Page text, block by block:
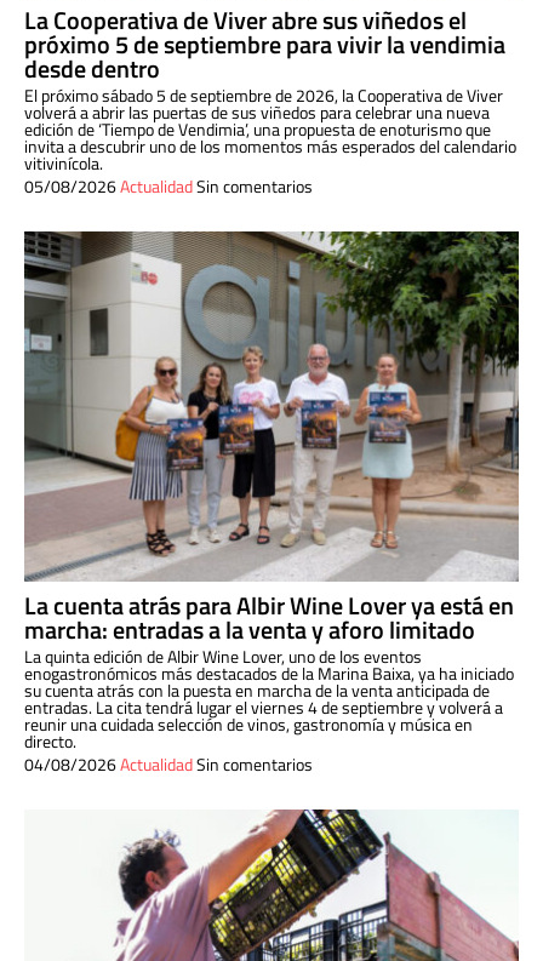
La Cooperativa de Viver abre sus viñedos el
próximo 5 de septiembre para vivir la vendimia
desde dentro
El próximo sábado 5 de septiembre de 2026, la Cooperativa de Viver
volverá a abrir las puertas de sus viñedos para celebrar una nueva
edición de ‘Tiempo de Vendimia’, una propuesta de enoturismo que
invita a descubrir uno de los momentos más esperados del calendario
vitivinícola.
05/08/2026ActualidadSin comentarios
La cuenta atrás para Albir Wine Lover ya está en
marcha: entradas a la venta y aforo limitado
La quinta edición de Albir Wine Lover, uno de los eventos
enogastronómicos más destacados de la Marina Baixa, ya ha iniciado
su cuenta atrás con la puesta en marcha de la venta anticipada de
entradas. La cita tendrá lugar el viernes 4 de septiembre y volverá a
reunir una cuidada selección de vinos, gastronomía y música en
directo.
04/08/2026ActualidadSin comentarios